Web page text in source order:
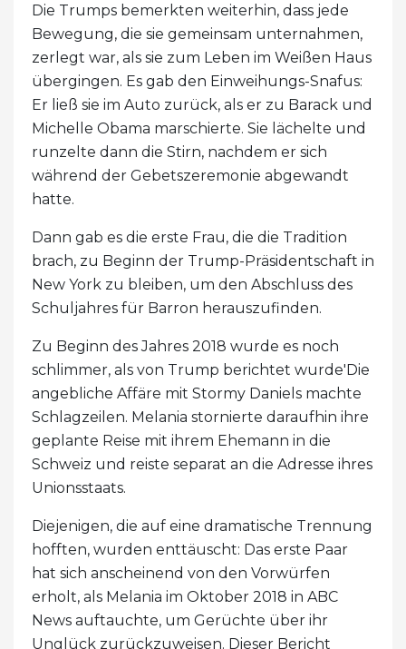
Die Trumps bemerkten weiterhin, dass jede
Bewegung, die sie gemeinsam unternahmen,
zerlegt war, als sie zum Leben im Weißen Haus
übergingen. Es gab den Einweihungs-Snafus:
Er ließ sie im Auto zurück, als er zu Barack und
Michelle Obama marschierte. Sie lächelte und
runzelte dann die Stirn, nachdem er sich
während der Gebetszeremonie abgewandt
hatte.
Dann gab es die erste Frau, die die Tradition
brach, zu Beginn der Trump-Präsidentschaft in
New York zu bleiben, um den Abschluss des
Schuljahres für Barron herauszufinden.
Zu Beginn des Jahres 2018 wurde es noch
schlimmer, als von Trump berichtet wurde'Die
angebliche Affäre mit Stormy Daniels machte
Schlagzeilen. Melania stornierte daraufhin ihre
geplante Reise mit ihrem Ehemann in die
Schweiz und reiste separat an die Adresse ihres
Unionsstaats.
Diejenigen, die auf eine dramatische Trennung
hofften, wurden enttäuscht: Das erste Paar
hat sich anscheinend von den Vorwürfen
erholt, als Melania im Oktober 2018 in ABC
News auftauchte, um Gerüchte über ihr
Unglück zurückzuweisen. Dieser Bericht